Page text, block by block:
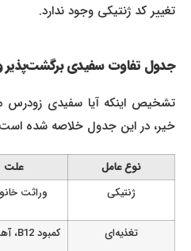
تغییر کد ژنتیکی وجود ندارد.
جدول تفاوت سفیدی برگشت‌پذیر و
تشخیص اینکه آیا سفیدی زودرس مو
خیر، در این جدول خلاصه شده است:
نوع عامل علت
ژنتیکی
وراثت
تغذیه‌ای
کمبود B12، آهن، مس